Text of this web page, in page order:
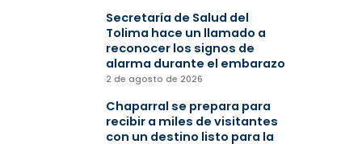
Secretaría de Salud del
Tolima hace un llamado a
reconocer los signos de
alarma durante el embarazo
2 de agosto de 2026
Chaparral se prepara para
recibir a miles de visitantes
con un destino listo para la